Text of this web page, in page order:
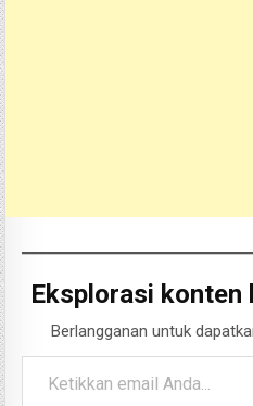
Eksplorasi
Berlangganan untuk
Ketikkan email Anda...